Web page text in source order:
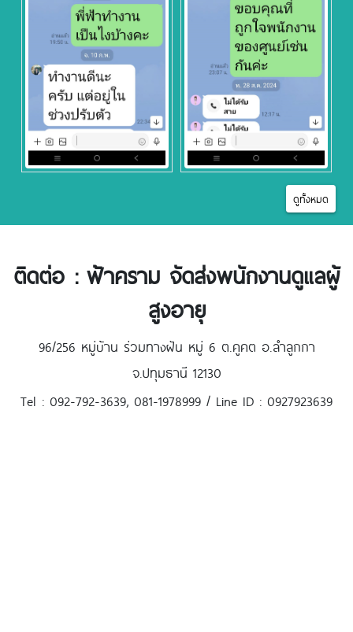
ดูทั้งหมด
ติดต่อ : ฟ้าคราม จัดส่งพนักงานดูแลผู้
สูงอายุ
96/256 หมู่บ้าน ร่วมทางฝัน หมู่ 6 ต.คูคต อ.ลำลูกกา
จ.ปทุมธานี 12130
Tel : 092-792-3639, 081-1978999 / Line ID : 0927923639